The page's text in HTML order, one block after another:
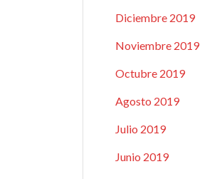
Diciembre 2019
Noviembre 2019
Octubre 2019
Agosto 2019
Julio 2019
Junio 2019